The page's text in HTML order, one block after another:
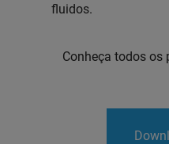
fluidos.
Conheça todos os